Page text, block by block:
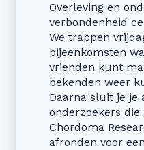
Overleving en
verbondenheid
We trappen
bijeenkomsten
vrienden kunt
bekenden weer
Daarna sluit je je
onderzoekers
Chordoma
afronden voor